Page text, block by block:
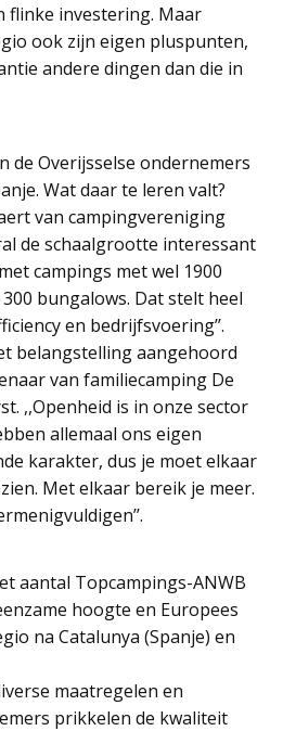
flinke investering. Maar
ook zijn eigen pluspunten,
andere dingen dan die in
de Overijsselse ondernemers
Wat daar te leren valt?
van campingvereniging
de schaalgrootte interessant
campings met wel 1900
bungalows. Dat stelt heel
en bedrijfsvoering’’.
belangstelling aangehoord
van familiecamping De
,,Openheid is in onze sector
allemaal ons eigen
karakter, dus je moet elkaar
Met elkaar bereik je meer.
aantal Topcampings-ANWB
hoogte en Europees
na Catalunya (Spanje) en
maatregelen en
prikkelen de kwaliteit